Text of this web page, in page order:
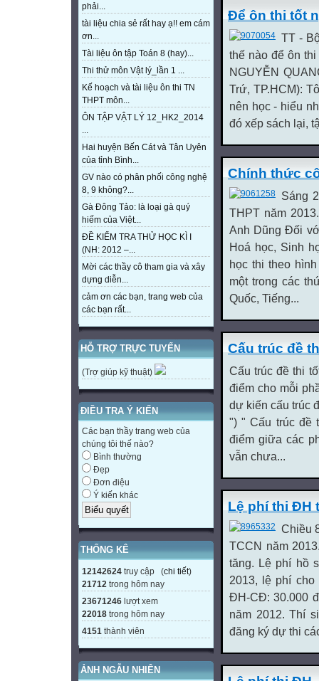
phải...
tài liệu chia sẻ rất hay ạ!! em cám
ơn...
Tài liệu ôn tập Toán 8 (hay)...
Thi thử môn Vật lý_lần 1 ...
Kế hoạch và tài liệu ôn thi TN
THPT môn...
ÔN TẬP VẬT LÝ 12_HK2_2014
...
Hai huyện Bến Cát và Tân Uyên
của tỉnh Bình...
GV nào có phân phối công nghệ
8, 9 không?...
Gà Đông Tảo: là loại gà quý
hiếm của Việt...
ĐỀ KIỂM TRA THỬ HỌC KÌ I
(NH: 2012 –...
Mời các thầy cô tham gia và xây
dựng diễn...
cảm ơn các bạn, trang web của
các bạn rất...
HỖ TRỢ TRỰC TUYẾN
(Trợ giúp kỹ thuật)
ĐIỀU TRA Ý KIẾN
Các bạn thầy trang web của
chúng tôi thế nào?
Bình thường
Đẹp
Đơn điệu
Ý kiến khác
THỐNG KÊ
12142624 truy cập (chi tiết)
21712 trong hôm nay
23671246 lượt xem
22018 trong hôm nay
4151 thành viên
ẢNH NGẪU NHIÊN
Để ôn thi tốt
TT -
thế nào để ôn
NGUYỄN
Trứ, TP.HCM):
nên học - hiểu
đó xếp sách lại,
Chính thức
Sáng
THPT năm
Anh Dũng Đối
Hoá học, Sinh
học thi theo
một trong các
Quốc, Tiếng...
Cấu trúc đề
Cấu trúc đề thi
điểm cho mỗi
dự kiến cấu trúc
") " Cấu trúc đề
điểm giữa các
vẫn chưa...
Lệ phí thi ĐH
Chiều
TCCN năm
tăng. Lệ phí hồ
2013, lệ phí cho
ĐH-CĐ: 30.000
năm 2012. Thí
đăng ký dự thi